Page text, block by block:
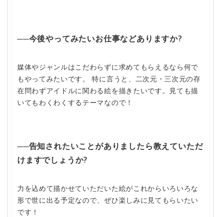
──今後やってみたいお仕事などありますか?
媒体やジャンルはこだわらずに求めてもらえるなら何で
もやってみたいです。 特に言うと、二次元・三次元の存
在問わずアイドルに関わる絵を描きたいです。見ても描
いてもわくわくするテーマなので！
──告知されたいことがありましたら教えていただ
けますでしょうか?
力を込めて描かせていただいた絵がこれからいろいろな
形で世に出る予定なので、ぜひ楽しみに見てもらいたい
です！